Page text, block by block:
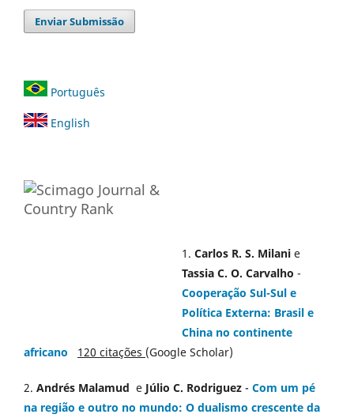
Enviar Submissão
Português
English
1. Carlos R. S. Milani e
Tassia C. O. Carvalho -
Cooperação Sul-Sul e
Política Externa: Brasil e
China no continente
africano 120 citações (Google Scholar)
2. Andrés Malamud e Júlio C. Rodriguez - Com um pé
na região e outro no mundo: O dualismo crescente da